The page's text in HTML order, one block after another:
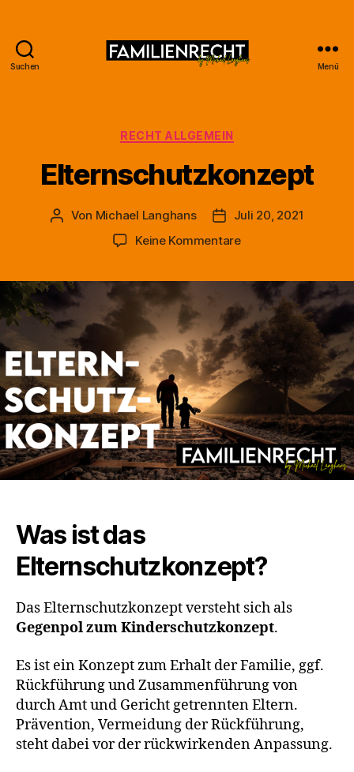
Suchen
Langhans
Menü
Kategorien
RECHT ALLGEMEIN
Elternschutzkonzept
Beitragsautor
Von Michael Langhans Beitragsdatum
Juli 20, 2021
Keine Kommentarezu
Was ist das
Elternschutzkonzept?
Das Elternschutzkonzept versteht sich als
Gegenpol zum Kinderschutzkonzept.
Es ist ein Konzept zum Erhalt der Familie, ggf.
Rückführung und Zusammenführung von
durch Amt und Gericht getrennten Eltern.
Prävention, Vermeidung der Rückführung,
steht dabei vor der rückwirkenden Anpassung.